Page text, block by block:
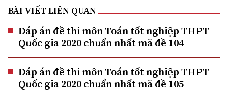
BÀI VIẾT LIÊN QUAN
Đáp án đề thi môn Toán tốt nghiệp THPT
Quốc gia 2020 chuẩn nhất mã đề 104
Đáp án đề thi môn Toán tốt nghiệp THPT
Quốc gia 2020 chuẩn nhất mã đề 105